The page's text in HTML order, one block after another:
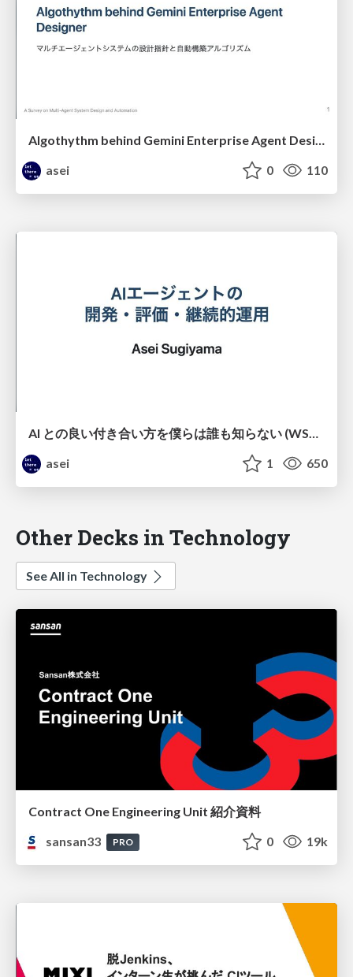
Algothythm behind Gemini Enterprise Agent Designer (with least amount of inputs from human)
asei
0 110
AI との良い付き合い方を僕らは誰も知らない (WSS 2026 静岡版)
asei
1 650
Other Decks in Technology
See All in Technology
Contract One Engineering Unit 紹介資料
sansan33
PRO 0 19k